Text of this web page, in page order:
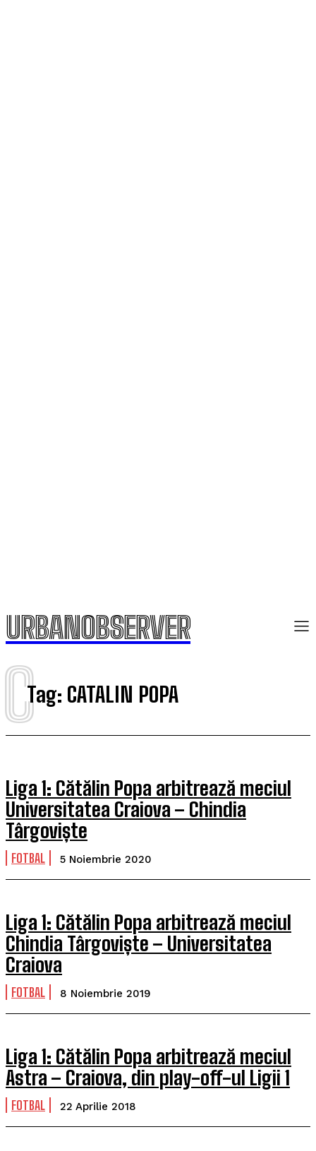
URBANOBSERVER
Tag: CATALIN POPA
C
Liga 1: Cătălin Popa arbitrează meciul
Universitatea Craiova – Chindia
Târgoviște
FOTBAL 5 Noiembrie 2020
Liga 1: Cătălin Popa arbitrează meciul
Chindia Târgoviște – Universitatea
Craiova
FOTBAL 8 Noiembrie 2019
Liga 1: Cătălin Popa arbitrează meciul
Astra – Craiova, din play-off-ul Ligii 1
FOTBAL 22 Aprilie 2018